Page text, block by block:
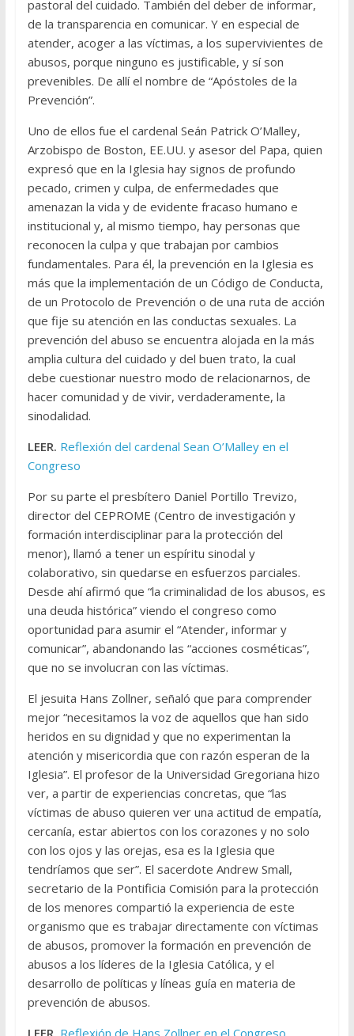
pastoral del cuidado. También del deber de informar,
de la transparencia en comunicar. Y en especial de
atender, acoger a las víctimas, a los supervivientes de
abusos, porque ninguno es justificable, y sí son
prevenibles. De allí el nombre de “Apóstoles de la
Prevención”.
Uno de ellos fue el cardenal Seán Patrick O’Malley,
Arzobispo de Boston, EE.UU. y asesor del Papa, quien
expresó que en la Iglesia hay signos de profundo
pecado, crimen y culpa, de enfermedades que
amenazan la vida y de evidente fracaso humano e
institucional y, al mismo tiempo, hay personas que
reconocen la culpa y que trabajan por cambios
fundamentales. Para él, la prevención en la Iglesia es
más que la implementación de un Código de Conducta,
de un Protocolo de Prevención o de una ruta de acción
que fije su atención en las conductas sexuales. La
prevención del abuso se encuentra alojada en la más
amplia cultura del cuidado y del buen trato, la cual
debe cuestionar nuestro modo de relacionarnos, de
hacer comunidad y de vivir, verdaderamente, la
sinodalidad.
LEER. Reflexión del cardenal Sean O’Malley en el
Congreso
Por su parte el presbítero Daniel Portillo Trevizo,
director del CEPROME (Centro de investigación y
formación interdisciplinar para la protección del
menor), llamó a tener un espíritu sinodal y
colaborativo, sin quedarse en esfuerzos parciales.
Desde ahí afirmó que “la criminalidad de los abusos, es
una deuda histórica” viendo el congreso como
oportunidad para asumir el “Atender, informar y
comunicar”, abandonando las “acciones cosméticas”,
que no se involucran con las víctimas.
El jesuita Hans Zollner, señaló que para comprender
mejor “necesitamos la voz de aquellos que han sido
heridos en su dignidad y que no experimentan la
atención y misericordia que con razón esperan de la
Iglesia”. El profesor de la Universidad Gregoriana hizo
ver, a partir de experiencias concretas, que “las
víctimas de abuso quieren ver una actitud de empatía,
cercanía, estar abiertos con los corazones y no solo
con los ojos y las orejas, esa es la Iglesia que
tendríamos que ser”. El sacerdote Andrew Small,
secretario de la Pontificia Comisión para la protección
de los menores compartió la experiencia de este
organismo que es trabajar directamente con víctimas
de abusos, promover la formación en prevención de
abusos a los líderes de la Iglesia Católica, y el
desarrollo de políticas y líneas guía en materia de
prevención de abusos.